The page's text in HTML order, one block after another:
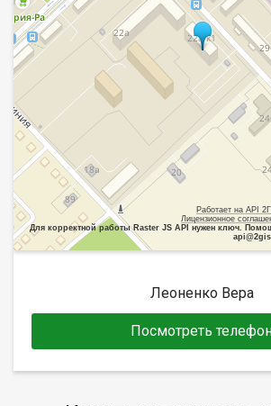
Работает на API
Лицензионное
Для корректной работы Raster JS API нужен ключ.
Леоненко Вера
Посмотреть